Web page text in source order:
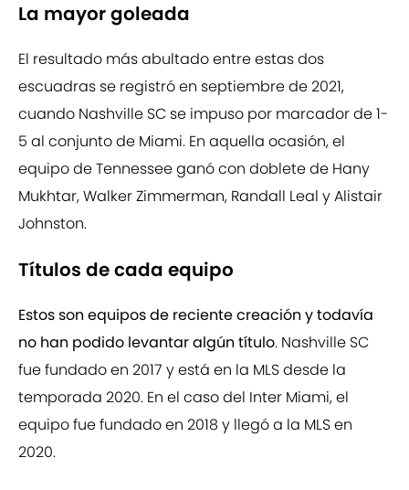
La mayor goleada
El resultado más abultado entre estas dos
escuadras se registró en septiembre de 2021,
cuando Nashville SC se impuso por marcador de 1-
5 al conjunto de Miami. En aquella ocasión, el
equipo de Tennessee ganó con doblete de Hany
Mukhtar, Walker Zimmerman, Randall Leal y Alistair
Johnston.
Títulos de cada equipo
Estos son equipos de reciente creación y todavía
no han podido levantar algún título. Nashville SC
fue fundado en 2017 y está en la MLS desde la
temporada 2020. En el caso del Inter Miami, el
equipo fue fundado en 2018 y llegó a la MLS en
2020.